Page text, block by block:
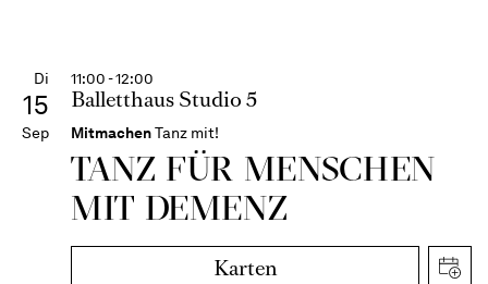
Di
15
Sep
11:00 - 12:00
Balletthaus Studio 5
MitmachenTanz mit!
TANZ FÜR MENSCHEN
MIT DEMENZ
Karten